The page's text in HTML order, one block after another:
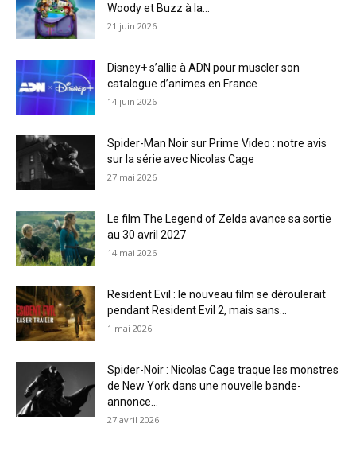
Woody et Buzz à la...
21 juin 2026
Disney+ s’allie à ADN pour muscler son
catalogue d’animes en France
14 juin 2026
Spider-Man Noir sur Prime Video : notre avis
sur la série avec Nicolas Cage
27 mai 2026
Le film The Legend of Zelda avance sa sortie
au 30 avril 2027
14 mai 2026
Resident Evil : le nouveau film se déroulerait
pendant Resident Evil 2, mais sans...
1 mai 2026
Spider-Noir : Nicolas Cage traque les monstres
de New York dans une nouvelle bande-
annonce...
27 avril 2026